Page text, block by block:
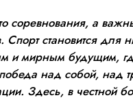
соревнования, а
становится для
и мирным будущим,
над собой, над
Здесь, в честной